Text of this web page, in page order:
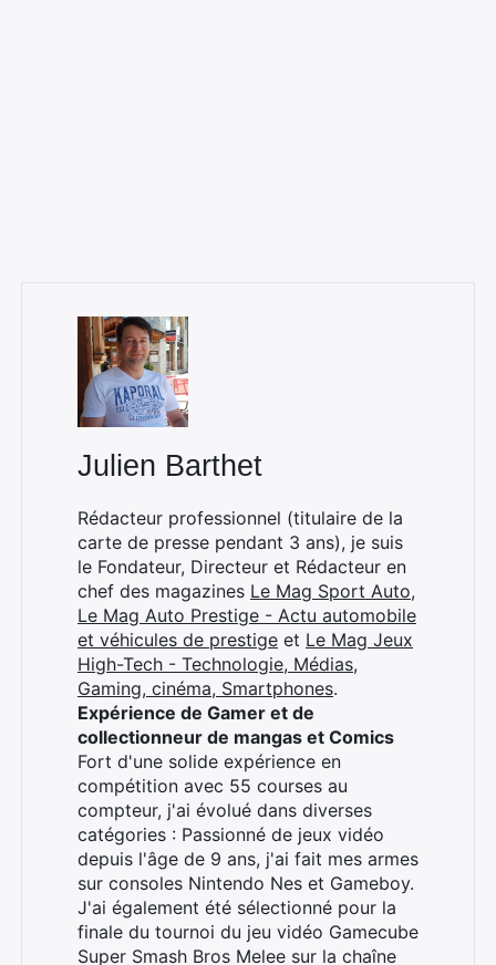
Julien Barthet
Rédacteur professionnel (titulaire de la
carte de presse pendant 3 ans), je suis
le Fondateur, Directeur et Rédacteur en
chef des magazines Le Mag Sport Auto,
Le Mag Auto Prestige - Actu automobile
et véhicules de prestige et Le Mag Jeux
High-Tech - Technologie, Médias,
Gaming, cinéma, Smartphones.
Expérience de Gamer et de
collectionneur de mangas et Comics
Fort d'une solide expérience en
compétition avec 55 courses au
compteur, j'ai évolué dans diverses
catégories : Passionné de jeux vidéo
depuis l'âge de 9 ans, j'ai fait mes armes
sur consoles Nintendo Nes et Gameboy.
J'ai également été sélectionné pour la
finale du tournoi du jeu vidéo Gamecube
Super Smash Bros Melee sur la chaîne